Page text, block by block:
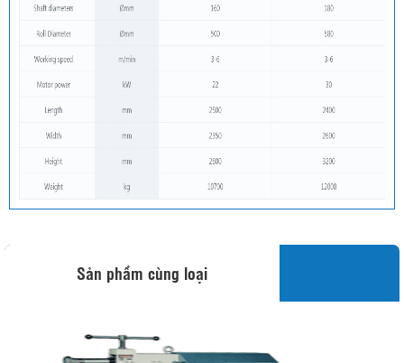
Sản phẩm cùng loại